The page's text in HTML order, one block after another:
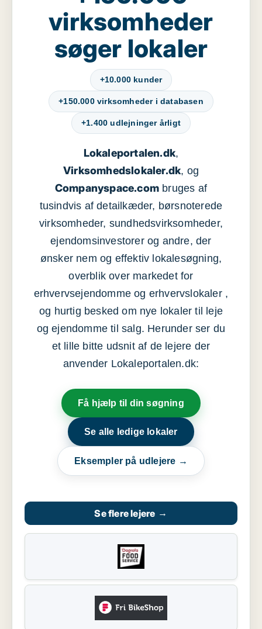
virksomheder
søger lokaler
+10.000 kunder
+150.000 virksomheder i databasen
+1.400 udlejninger årligt
Lokaleportalen.dk,
Virksomhedslokaler.dk, og
Companyspace.com bruges af
tusindvis af detailkæder, børsnoterede
virksomheder, sundhedsvirksomheder,
ejendomsinvestorer og andre, der
ønsker nem og effektiv lokalesøgning,
overblik over markedet for
erhvervsejendomme og erhvervslokaler ,
og hurtig besked om nye lokaler til leje
og ejendomme til salg. Herunder ser du
et lille bitte udsnit af de lejere der
anvender Lokaleportalen.dk:
Få hjælp til din søgning
Se alle ledige lokaler
Eksempler på udlejere →
Se flere lejere →